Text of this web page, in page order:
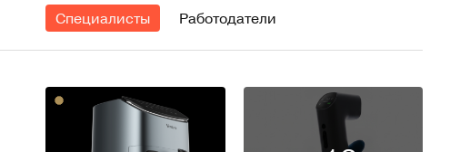
Специалисты Работодатели